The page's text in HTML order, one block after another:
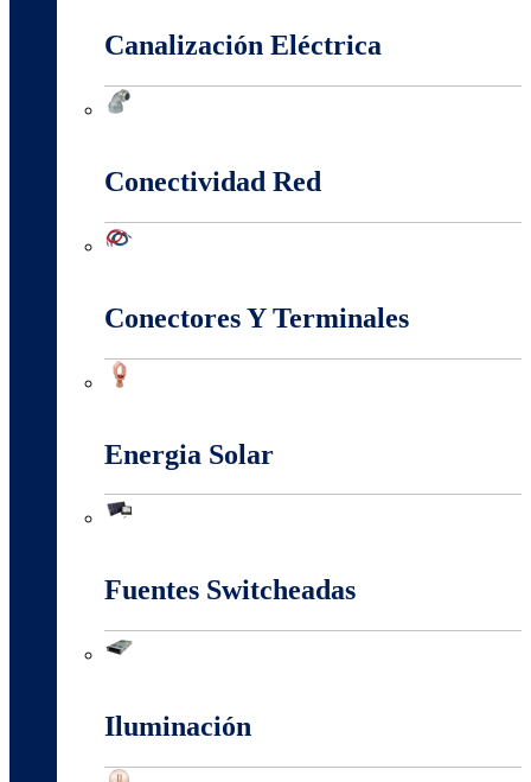
Canalización Eléctrica
Conectividad Red
Conectores Y Terminales
Energia Solar
Fuentes Switcheadas
Iluminación